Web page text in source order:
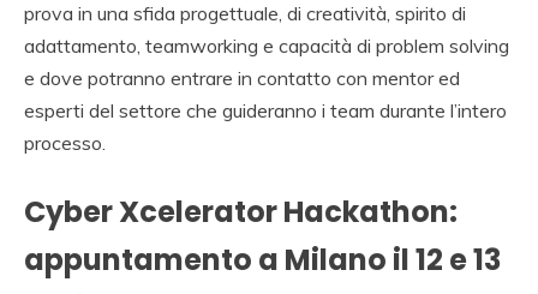
prova in una sfida progettuale, di creatività, spirito di
adattamento, teamworking e capacità di problem solving
e dove potranno entrare in contatto con mentor ed
esperti del settore che guideranno i team durante l’intero
processo.
Cyber Xcelerator Hackathon:
appuntamento a Milano il 12 e 13